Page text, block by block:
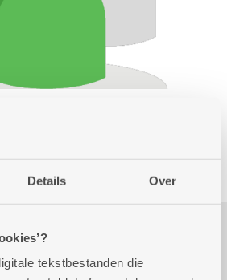
Details Over
tekstbestanden die